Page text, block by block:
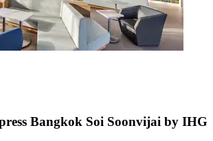
Bangkok Soi Soonvijai by IHG